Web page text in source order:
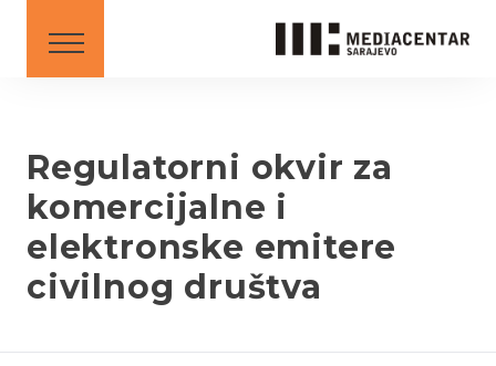
BS AL ME MK SR
XK - SR
Regulatorni okvir za
komercijalne i
elektronske emitere
civilnog društva